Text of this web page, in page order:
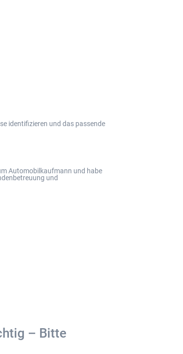
identifizieren und das passende
Automobilkaufmann und habe
und
– Bitte